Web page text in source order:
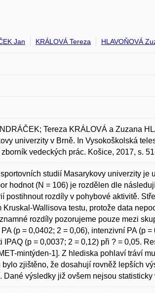
Jan KRÁLOVÁ Tereza HLAVOŇOVÁ
Tereza KRÁLOVÁ a Zuzana
univerzity v Brně. In Vysokoškolská
vedeckých prác. Košice, 2017, s.
studií Masarykovy univerzity je
hodnot (N = 106) je rozdělen dle
postihnout rozdíly v pohybové aktivitě.
Wallisova testu, protože data
rozdíly pozorujeme pouze mezi
(p = 0,0402; 2 = 0,06), intenzivní PA (p
IPAQ (p = 0,0037; 2 = 0,12) při ? = 0,05.
mintýden-1]. Z hlediska pohlaví tráví
zjištěno, že dosahují rovněž lepších
výsledky již ovšem nejsou statisticky